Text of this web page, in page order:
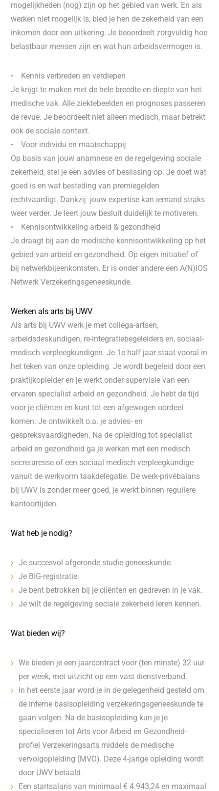
mogelijkheden (nog) zijn op het gebied van werk. En als
werken niet mogelijk is, bied je hen de zekerheid van een
inkomen door een uitkering. Je beoordeelt zorgvuldig hoe
belastbaar mensen zijn en wat hun arbeidsvermogen is.
• Kennis verbreden en verdiepen
Je krijgt te maken met de hele breedte en diepte van het
medische vak. Alle ziektebeelden en prognoses passeren
de revue. Je beoordeelt niet alleen medisch, maar betrekt
ook de sociale context.
• Voor individu en maatschappij
Op basis van jouw anamnese en de regelgeving sociale
zekerheid, stel je een advies of beslissing op. Je doet wat
goed is en wat besteding van premiegelden
rechtvaardigt. Dankzij jouw expertise kan iemand straks
weer verder. Je leert jouw besluit duidelijk te motiveren.
• Kennisontwikkeling arbeid & gezondheid
Je draagt bij aan de medische kennisontwikkeling op het
gebied van arbeid en gezondheid. Op eigen initiatief of
bij netwerkbijeenkomsten. Er is onder andere een A(N)IOS
Netwerk Verzekeringsgeneeskunde.
Werken als arts bij UWV
Als arts bij UWV werk je met collega-artsen,
arbeidsdeskundigen, re-integratiebegeleiders en, sociaal-
medisch verpleegkundigen. Je 1e half jaar staat vooral in
het teken van onze opleiding. Je wordt begeleid door een
praktijkopleider en je werkt onder supervisie van een
ervaren specialist arbeid en gezondheid. Je hebt de tijd
voor je cliënten en kunt tot een afgewogen oordeel
komen. Je ontwikkelt o.a. je advies- en
gespreksvaardigheden. Na de opleiding tot specialist
arbeid en gezondheid ga je werken met een medisch
secretaresse of een sociaal medisch verpleegkundige
vanuit de werkvorm taakdelegatie. De werk-privébalans
bij UWV is zonder meer goed, je werkt binnen reguliere
kantoortijden.
Wat heb je nodig?
Je succesvol afgeronde studie geneeskunde.
Je BIG-registratie.
Je bent betrokken bij je cliënten en gedreven in je vak.
Je wilt de regelgeving sociale zekerheid leren kennen.
Wat bieden wij?
We bieden je een jaarcontract voor (ten minste) 32 uur
per week, met uitzicht op een vast dienstverband.
In het eerste jaar word je in de gelegenheid gesteld om
de interne basisopleiding verzekeringsgeneeskunde te
gaan volgen. Na de basisopleiding kun je je
specialiseren tot Arts voor Arbeid en Gezondheid-
profiel Verzekeringsarts middels de medische
vervolgopleiding (MVO). Deze 4-jarige opleiding wordt
door UWV betaald.
Een startsalaris van minimaal € 4.943,24 en maximaal